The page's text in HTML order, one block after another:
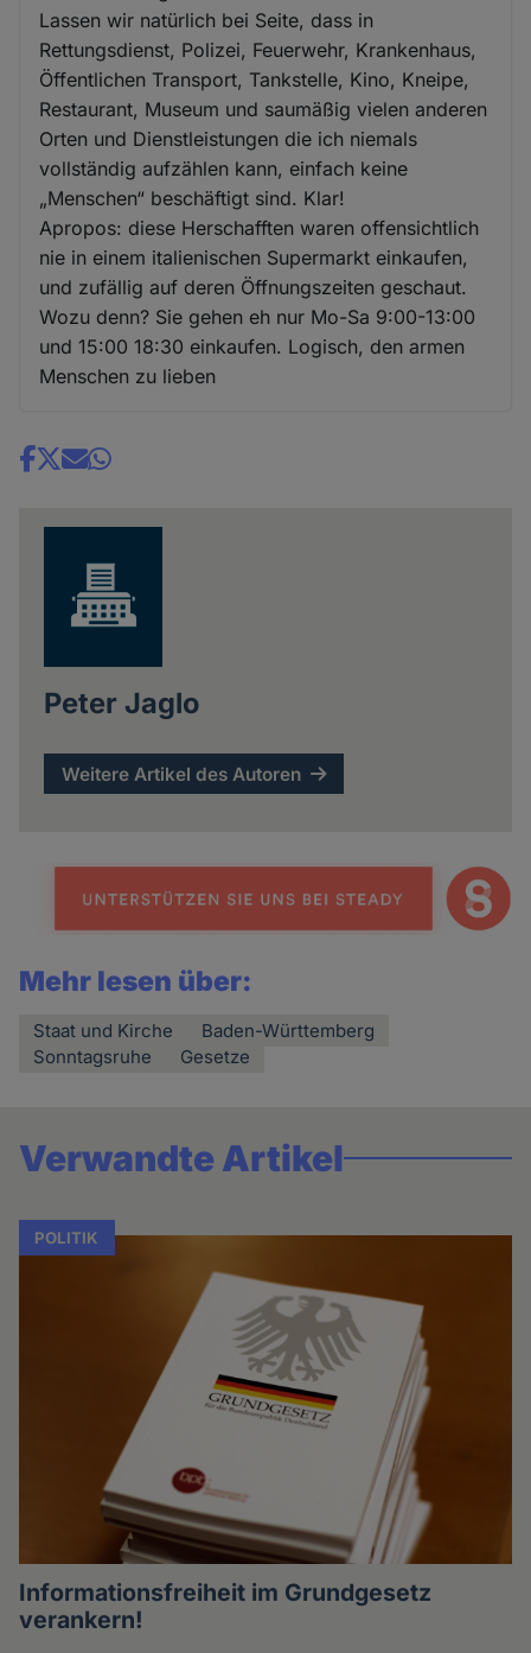
Lassen wir natürlich bei Seite, dass in
Rettungsdienst, Polizei, Feuerwehr, Krankenhaus,
Öffentlichen Transport, Tankstelle, Kino, Kneipe,
Restaurant, Museum und saumäßig vielen anderen
Orten und Dienstleistungen die ich niemals
vollständig aufzählen kann, einfach keine
„Menschen“ beschäftigt sind. Klar!
Apropos: diese Herschafften waren offensichtlich
nie in einem italienischen Supermarkt einkaufen,
und zufällig auf deren Öffnungszeiten geschaut.
Wozu denn? Sie gehen eh nur Mo-Sa 9:00-13:00
und 15:00 18:30 einkaufen. Logisch, den armen
Menschen zu lieben
Share
Peter Jaglo
Weitere Artikel des Autoren
Mehr lesen über:
Staat und Kirche
Baden-Württemberg
Sonntagsruhe
Gesetze
Verwandte Artikel
POLITIK
Informationsfreiheit im Grundgesetz
verankern!